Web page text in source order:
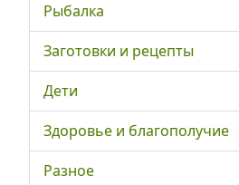
Рыбалка
Заготовки и рецепты
Дети
Здоровье и благополучие
Разное